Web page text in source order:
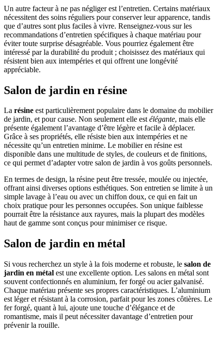
Un autre facteur à ne pas négliger est l’entretien. Certains matériaux
nécessitent des soins réguliers pour conserver leur apparence, tandis
que d’autres sont plus faciles à vivre. Renseignez-vous sur les
recommandations d’entretien spécifiques à chaque matériau pour
éviter toute surprise désagréable. Vous pourriez également être
intéressé par la durabilité du produit ; choisissez des matériaux qui
résistent bien aux intempéries et qui offrent une longévité
appréciable.
Salon de jardin en résine
La résine est particulièrement populaire dans le domaine du mobilier
de jardin, et pour cause. Non seulement elle estélégante, mais elle
présente également l’avantage d’être légère et facile à déplacer.
Grâce à ses propriétés, elle résiste bien aux intempéries et ne
nécessite qu’un entretien minime. Le mobilier en résine est
disponible dans une multitude de styles, de couleurs et de finitions,
ce qui permet d’adapter votre salon de jardin à vos goûts personnels.
En termes de design, la résine peut être tressée, moulée ou injectée,
offrant ainsi diverses options esthétiques. Son entretien se limite à un
simple lavage à l’eau ou avec un chiffon doux, ce qui en fait un
choix pratique pour les personnes occupées. Son unique faiblesse
pourrait être la résistance aux rayures, mais la plupart des modèles
haut de gamme sont conçus pour minimiser ce risque.
Salon de jardin en métal
Si vous recherchez un style à la fois moderne et robuste, le salon de
jardin en métal est une excellente option. Les salons en métal sont
souvent confectionnés en aluminium, fer forgé ou acier galvanisé.
Chaque matériau présente ses propres caractéristiques. L’aluminium
est léger et résistant à la corrosion, parfait pour les zones côtières. Le
fer forgé, quant à lui, ajoute une touche d’élégance et de
romantisme, mais il peut nécessiter davantage d’entretien pour
prévenir la rouille.